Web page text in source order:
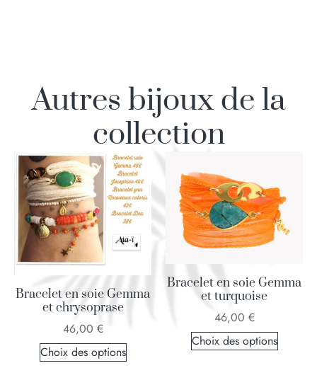
Autres bijoux de la
collection
Bracelet en soie Gemma
et chrysoprase
46,00 €
Choix des options
Bracelet en soie Gemma
et turquoise
46,00 €
Choix des options